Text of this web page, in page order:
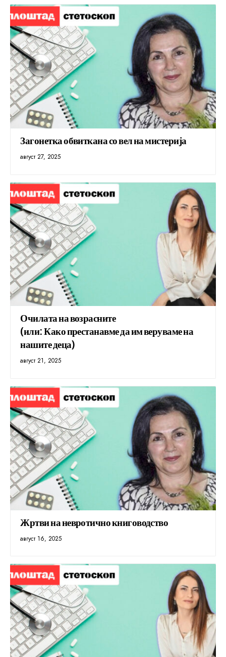
Загонетка обвиткана со вел на мистерија
август 27, 2025
Очилата на возрасните
(или: Како престанавме да им веруваме на
нашите деца)
август 21, 2025
Жртви на невротично книговодство
август 16, 2025